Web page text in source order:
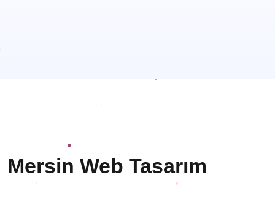
Mersin Web Tasarım